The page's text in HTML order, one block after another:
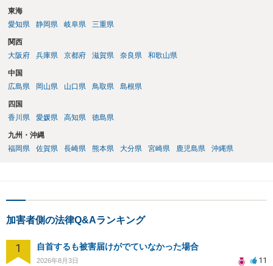
東海
愛知県
静岡県 岐阜県 三重県
関西
大阪府
兵庫県 京都府 滋賀県 奈良県 和歌山県
中国
広島県
岡山県 山口県 鳥取県 島根県
四国
香川県
愛媛県 高知県 徳島県
九州・沖縄
福岡県
佐賀県 長崎県 熊本県 大分県 宮崎県 鹿児島県 沖縄県
加害者側の法律Q&Aランキング
1 自首するも被害届けがでていなかった場合
2026年8月3日 11